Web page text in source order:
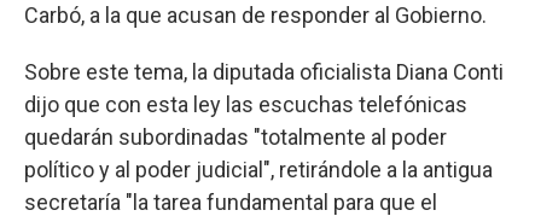
Carbó, a la que acusan de responder al Gobierno.
Sobre este tema, la diputada oficialista Diana Conti
dijo que con esta ley las escuchas telefónicas
quedarán subordinadas "totalmente al poder
político y al poder judicial", retirándole a la antigua
secretaría "la tarea fundamental para que el